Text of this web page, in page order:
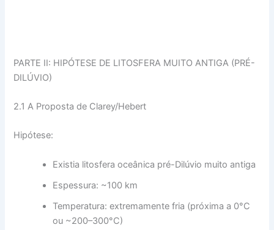
PARTE II: HIPÓTESE DE LITOSFERA MUITO ANTIGA (PRÉ-
DILÚVIO)
2.1 A Proposta de Clarey/Hebert
Hipótese:
Existia litosfera oceânica pré-Dilúvio muito antiga
Espessura: ~100 km
Temperatura: extremamente fria (próxima a 0°C
ou ~200–300°C)